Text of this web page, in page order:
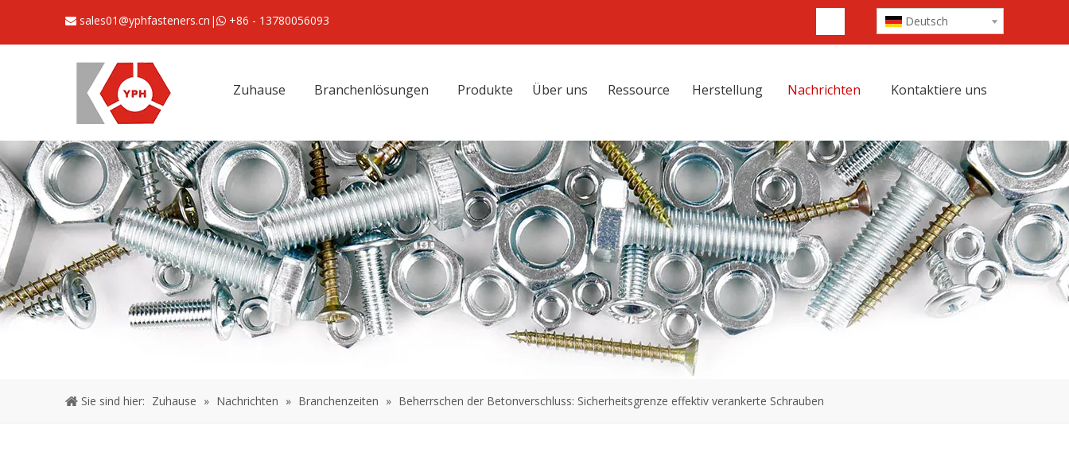
 sales01@yphfasteners.cn |  +86 - 13780056093 Deutsch
Zuhause Branchenlösungen Produkte Über uns Ressource Herstellung Nachrichten Kontaktiere uns
Sie sind hier: Zuhause » Nachrichten » Branchenzeiten » Beherrschen der Betonverschluss: Sicherheitsgrenze effektiv verankerte Schrauben